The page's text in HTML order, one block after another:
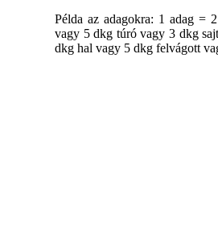
Példa az adagokra: 1 adag =
vagy 5 dkg túró vagy 3 dkg
dkg hal vagy 5 dkg felvágott